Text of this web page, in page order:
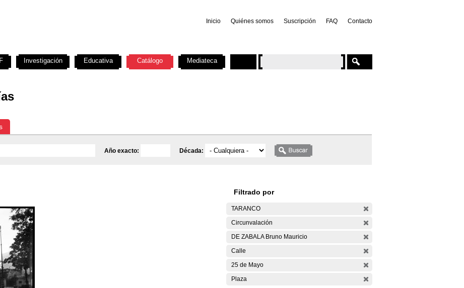
Inicio Quiénes somos Suscripción FAQ Contacto
Año exacto: Década:
Filtrado por
TARANCO
Circunvalación
DE ZABALA Bruno Mauricio
Calle
25 de Mayo
Plaza
Investigación Educativa Catálogo Mediateca